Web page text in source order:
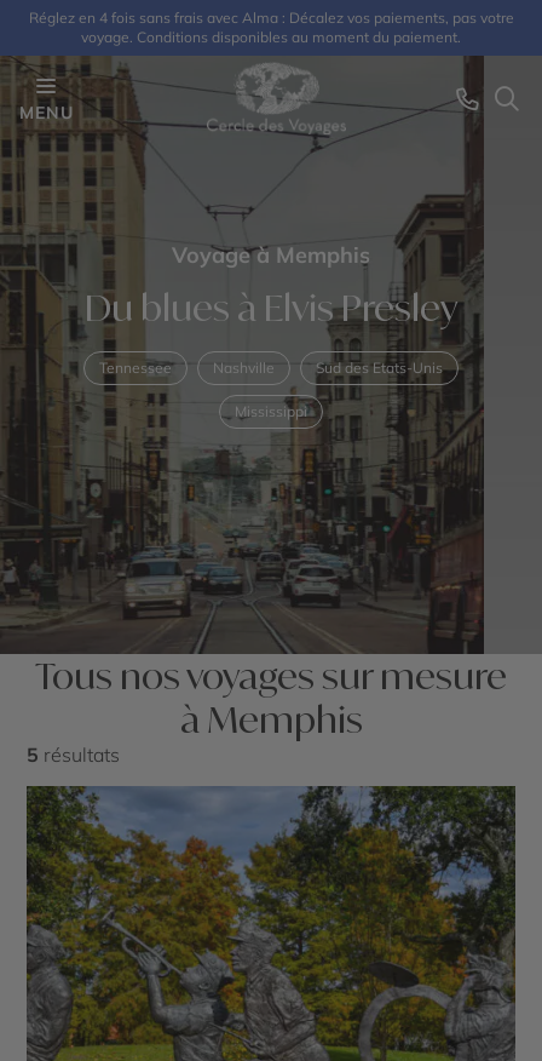
Réglez en 4 fois sans frais avec Alma : Décalez vos paiements, pas votre
voyage. Conditions disponibles au moment du paiement.
MENU
Voyage à Memphis
Du blues à Elvis Presley
Tennessee Nashville Sud des Etats-Unis
Mississippi
Tous nos voyages sur mesure
à Memphis
5 résultats